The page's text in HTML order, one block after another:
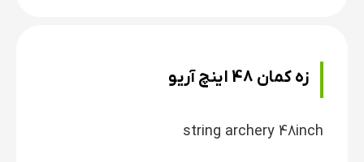
زه کمان 48 اینچ آریو
string archery 48inch